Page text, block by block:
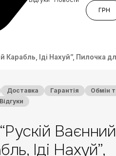
ГРН
Іді Нахуй”, Пилочка для манікюру, 100/
Доставка Гарантія
Обмін
Відгуки
“Рускій Ваєнний
Іді Нахуй”,